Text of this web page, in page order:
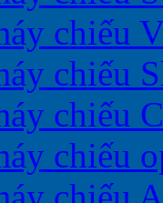
chiếu
chiếu
chiếu
chiếu